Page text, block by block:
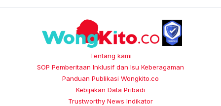
Tentang kami
SOP Pemberitaan Inklusif dan Isu Keberagaman
Panduan Publikasi Wongkito.co
Kebijakan Data Pribadi
Trustworthy News Indikator